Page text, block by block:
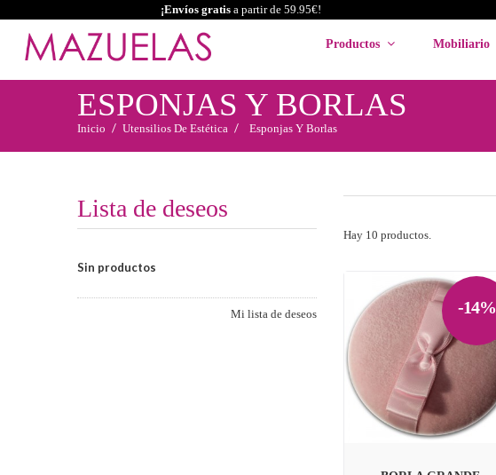
¡Envíos gratisa partir de 59.95€!
Productos Mobiliario
ESPONJAS Y BORLAS
Inicio Utensilios De Estética Esponjas Y Borlas
Lista de deseos
Sin productos
Mi lista de deseos
Hay 10 productos.
-14%
